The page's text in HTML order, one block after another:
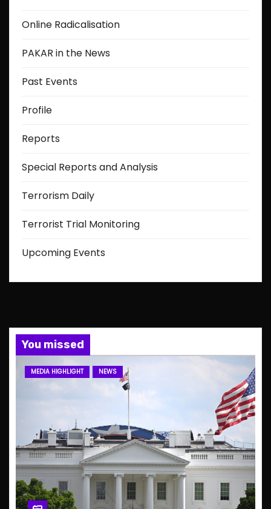
o
Online Radicalisation
PAKAR in the News
Past Events
Profile
Reports
Special Reports and Analysis
Terrorism Daily
Terrorist Trial Monitoring
Upcoming Events
You missed
MEDIA HIGHLIGHT NEWS